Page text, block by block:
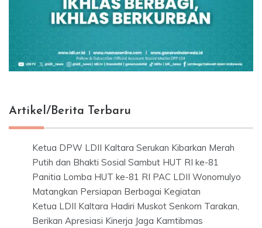
Artikel/Berita Terbaru
Ketua DPW LDII Kaltara Serukan Kibarkan Merah
Putih dan Bhakti Sosial Sambut HUT RI ke-81
Panitia Lomba HUT ke-81 RI PAC LDII Wonomulyo
Matangkan Persiapan Berbagai Kegiatan
Ketua LDII Kaltara Hadiri Muskot Senkom Tarakan,
Berikan Apresiasi Kinerja Jaga Kamtibmas